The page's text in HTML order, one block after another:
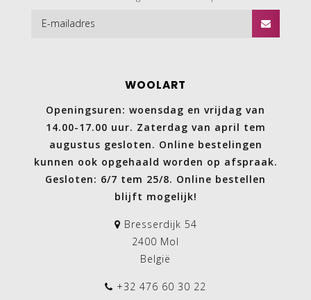
WOOLART
Openingsuren: woensdag en vrijdag van
14.00-17.00 uur. Zaterdag van april tem
augustus gesloten. Online bestelingen
kunnen ook opgehaald worden op afspraak.
Gesloten: 6/7 tem 25/8. Online bestellen
blijft mogelijk!
Bresserdijk 54
2400 Mol
België
+32 476 60 30 22